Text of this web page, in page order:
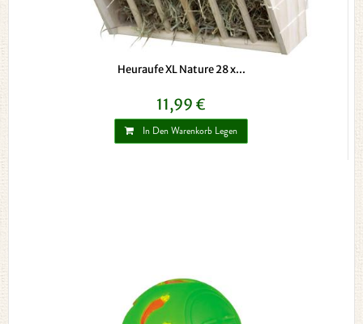
Heuraufe XL Nature 28 x...
11,99 €
In Den Warenkorb Legen